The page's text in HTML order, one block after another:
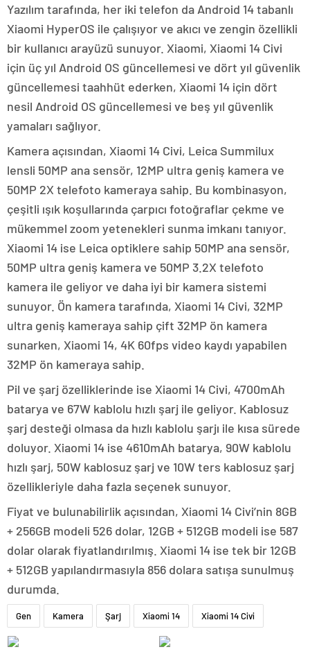
Yazılım tarafında, her iki telefon da Android 14 tabanlı
Xiaomi HyperOS ile çalışıyor ve akıcı ve zengin özellikli
bir kullanıcı arayüzü sunuyor. Xiaomi, Xiaomi 14 Civi
için üç yıl Android OS güncellemesi ve dört yıl güvenlik
güncellemesi taahhüt ederken, Xiaomi 14 için dört
nesil Android OS güncellemesi ve beş yıl güvenlik
yamaları sağlıyor.
Kamera açısından, Xiaomi 14 Civi, Leica Summilux
lensli 50MP ana sensör, 12MP ultra geniş kamera ve
50MP 2X telefoto kameraya sahip. Bu kombinasyon,
çeşitli ışık koşullarında çarpıcı fotoğraflar çekme ve
mükemmel zoom yetenekleri sunma imkanı tanıyor.
Xiaomi 14 ise Leica optiklere sahip 50MP ana sensör,
50MP ultra geniş kamera ve 50MP 3.2X telefoto
kamera ile geliyor ve daha iyi bir kamera sistemi
sunuyor. Ön kamera tarafında, Xiaomi 14 Civi, 32MP
ultra geniş kameraya sahip çift 32MP ön kamera
sunarken, Xiaomi 14, 4K 60fps video kaydı yapabilen
32MP ön kameraya sahip.
Pil ve şarj özelliklerinde ise Xiaomi 14 Civi, 4700mAh
batarya ve 67W kablolu hızlı şarj ile geliyor. Kablosuz
şarj desteği olmasa da hızlı kablolu şarjı ile kısa sürede
doluyor. Xiaomi 14 ise 4610mAh batarya, 90W kablolu
hızlı şarj, 50W kablosuz şarj ve 10W ters kablosuz şarj
özellikleriyle daha fazla seçenek sunuyor.
Fiyat ve bulunabilirlik açısından, Xiaomi 14 Civi’nin 8GB
+ 256GB modeli 526 dolar, 12GB + 512GB modeli ise 587
dolar olarak fiyatlandırılmış. Xiaomi 14 ise tek bir 12GB
+ 512GB yapılandırmasıyla 856 dolara satışa sunulmuş
durumda.
Gen Kamera Şarj Xiaomi 14 Xiaomi 14 Civi